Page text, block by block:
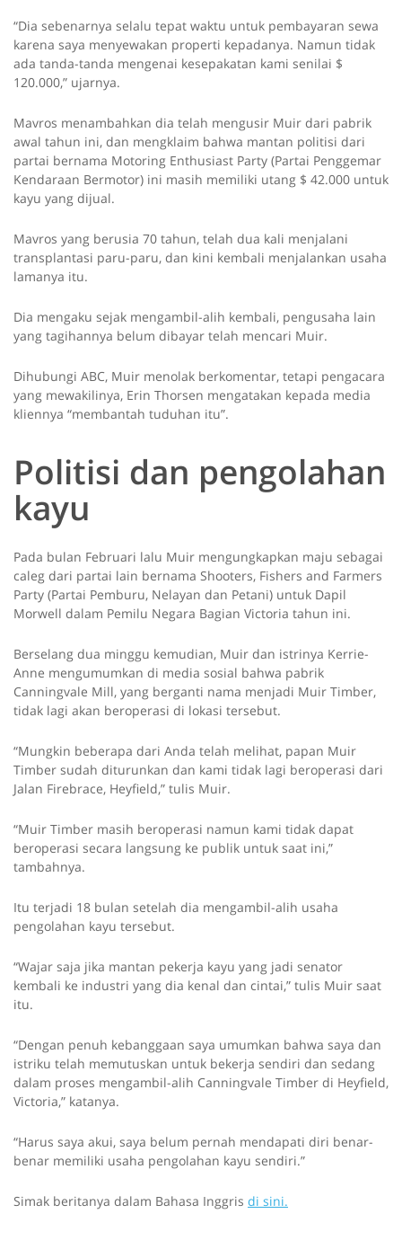
“Dia sebenarnya selalu tepat waktu untuk pembayaran sewa
karena saya menyewakan properti kepadanya. Namun tidak
ada tanda-tanda mengenai kesepakatan kami senilai $
120.000,” ujarnya.
Mavros menambahkan dia telah mengusir Muir dari pabrik
awal tahun ini, dan mengklaim bahwa mantan politisi dari
partai bernama Motoring Enthusiast Party (Partai Penggemar
Kendaraan Bermotor) ini masih memiliki utang $ 42.000 untuk
kayu yang dijual.
Mavros yang berusia 70 tahun, telah dua kali menjalani
transplantasi paru-paru, dan kini kembali menjalankan usaha
lamanya itu.
Dia mengaku sejak mengambil-alih kembali, pengusaha lain
yang tagihannya belum dibayar telah mencari Muir.
Dihubungi ABC, Muir menolak berkomentar, tetapi pengacara
yang mewakilinya, Erin Thorsen mengatakan kepada media
kliennya “membantah tuduhan itu”.
Politisi dan pengolahan
kayu
Pada bulan Februari lalu Muir mengungkapkan maju sebagai
caleg dari partai lain bernama Shooters, Fishers and Farmers
Party (Partai Pemburu, Nelayan dan Petani) untuk Dapil
Morwell dalam Pemilu Negara Bagian Victoria tahun ini.
Berselang dua minggu kemudian, Muir dan istrinya Kerrie-
Anne mengumumkan di media sosial bahwa pabrik
Canningvale Mill, yang berganti nama menjadi Muir Timber,
tidak lagi akan beroperasi di lokasi tersebut.
“Mungkin beberapa dari Anda telah melihat, papan Muir
Timber sudah diturunkan dan kami tidak lagi beroperasi dari
Jalan Firebrace, Heyfield,” tulis Muir.
“Muir Timber masih beroperasi namun kami tidak dapat
beroperasi secara langsung ke publik untuk saat ini,”
tambahnya.
Itu terjadi 18 bulan setelah dia mengambil-alih usaha
pengolahan kayu tersebut.
“Wajar saja jika mantan pekerja kayu yang jadi senator
kembali ke industri yang dia kenal dan cintai,” tulis Muir saat
itu.
“Dengan penuh kebanggaan saya umumkan bahwa saya dan
istriku telah memutuskan untuk bekerja sendiri dan sedang
dalam proses mengambil-alih Canningvale Timber di Heyfield,
Victoria,” katanya.
“Harus saya akui, saya belum pernah mendapati diri benar-
benar memiliki usaha pengolahan kayu sendiri.”
Simak beritanya dalam Bahasa Inggris di sini.